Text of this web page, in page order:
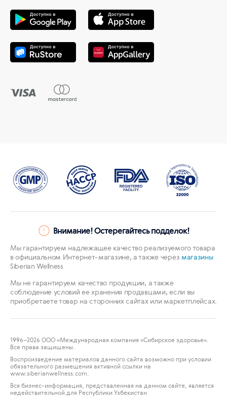
Внимание! Остерегайтесь подделок!
Мы гарантируем надлежащее качество реализуемого товара
в официальном Интернет-магазине, а также через магазины
Siberian Wellness
Мы не гарантируем качество продукции, а также
соблюдение условий ее хранения продавцами, если вы
приобретаете товар на сторонних сайтах или маркетплейсах.
1996–2026 ООО «Международная компания «Сибирское здоровье».
Все права защищены.
Воспроизведение материалов данного сайта возможно при условии
обязательного размещения активной ссылки на
www.siberianwellness.com.
Вся бизнес-информация, представленная на данном сайте, является
недействительной для Республики Узбекистан